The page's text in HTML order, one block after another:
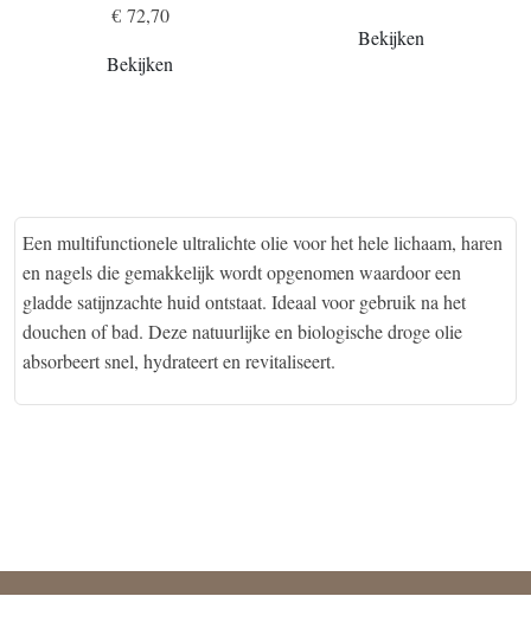
€ 72,70
Bekijken
Bekijken
Een multifunctionele ultralichte olie voor het hele lichaam, haren
en nagels die gemakkelijk wordt opgenomen waardoor een
gladde satijnzachte huid ontstaat. Ideaal voor gebruik na het
douchen of bad. Deze natuurlijke en biologische droge olie
absorbeert snel, hydrateert en revitaliseert.